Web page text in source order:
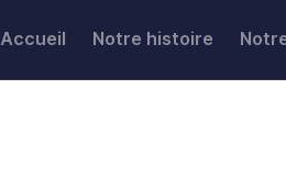
Accueil Notre histoire